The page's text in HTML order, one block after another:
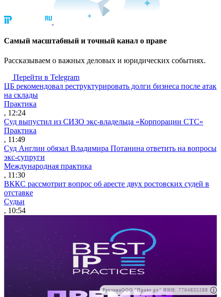
РекламаООО "Право.ру" ИНН: 7704835288
Cамый масштабный и точный канал о праве
Рассказываем о важных деловых и юридических событиях.
Перейти в Telegram
ЦБ рекомендовал реструктурировать долги бизнеса после атак
на склады
Практика
, 12:24
Суд выпустил из СИЗО экс-владельца «Корпорации СТС»
Практика
, 11:49
Суд Англии обязал Владимира Потанина ответить на вопросы
экс-супруги
Международная практика
, 11:30
ВККС рассмотрит вопрос об аресте двух ростовских судей в
отставке
Судьи
, 10:54